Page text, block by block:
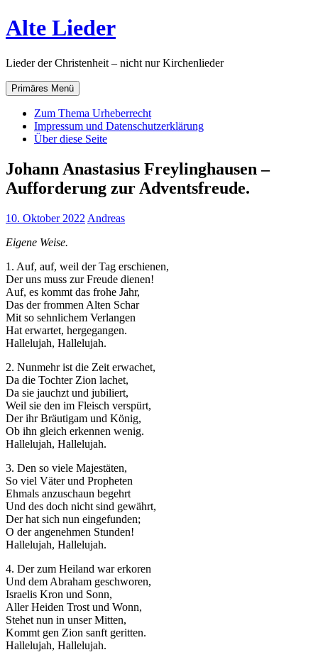
Zum
Inhalt
Alte Lieder
Lieder der Christenheit – nicht nur Kirchenlieder
Primäres Menü
Zum Thema Urheberrecht
Impressum und Datenschutzerklärung
Über diese Seite
Johann Anastasius Freylinghausen –
Aufforderung zur Adventsfreude.
10. Oktober 2022 Andreas
Eigene Weise.
1. Auf, auf, weil der Tag erschienen,
Der uns muss zur Freude dienen!
Auf, es kommt das frohe Jahr,
Das der frommen Alten Schar
Mit so sehnlichem Verlangen
Hat erwartet, hergegangen.
Hallelujah, Hallelujah.
2. Nunmehr ist die Zeit erwachet,
Da die Tochter Zion lachet,
Da sie jauchzt und jubiliert,
Weil sie den im Fleisch verspürt,
Der ihr Bräutigam und König,
Ob ihn gleich erkennen wenig.
Hallelujah, Hallelujah.
3. Den so viele Majestäten,
So viel Väter und Propheten
Ehmals anzuschaun begehrt
Und des doch nicht sind gewährt,
Der hat sich nun eingefunden;
O der angenehmen Stunden!
Hallelujah, Hallelujah.
4. Der zum Heiland war erkoren
Und dem Abraham geschworen,
Israelis Kron und Sonn,
Aller Heiden Trost und Wonn,
Stehet nun in unser Mitten,
Kommt gen Zion sanft geritten.
Hallelujah, Hallelujah.